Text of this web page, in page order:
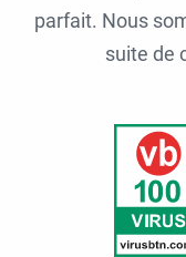
parfait. Nous
suite de